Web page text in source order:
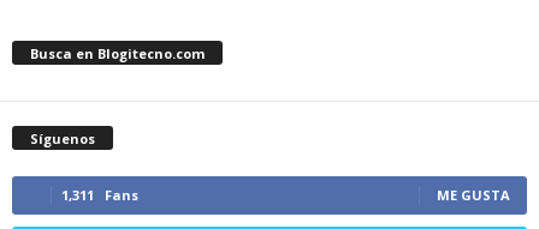
Busca en Blogitecno.com
Síguenos
1,311 Fans ME GUSTA